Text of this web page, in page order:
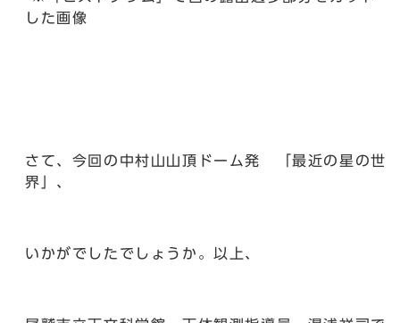
した画像
さて、今回の中村山山頂ドーム発 「最近の星の世
界」、
いかがでしたでしょうか。以上、